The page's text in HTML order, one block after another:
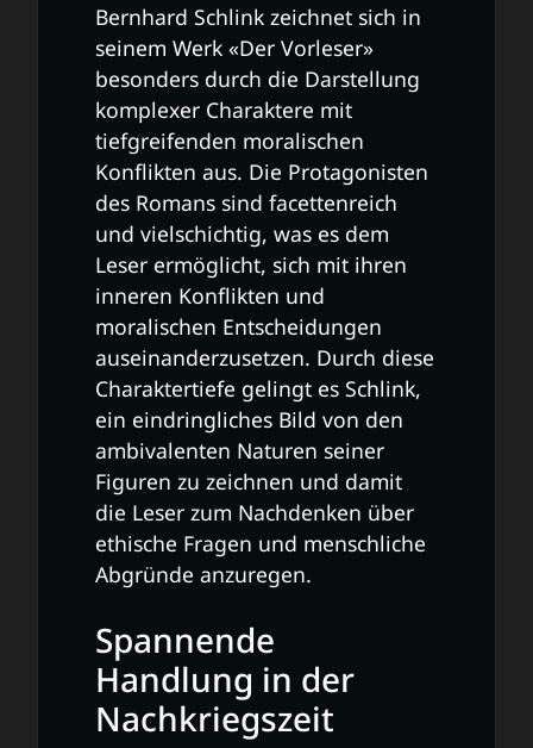
Bernhard Schlink zeichnet sich in
seinem Werk «Der Vorleser»
besonders durch die Darstellung
komplexer Charaktere mit
tiefgreifenden moralischen
Konflikten aus. Die Protagonisten
des Romans sind facettenreich
und vielschichtig, was es dem
Leser ermöglicht, sich mit ihren
inneren Konflikten und
moralischen Entscheidungen
auseinanderzusetzen. Durch diese
Charaktertiefe gelingt es Schlink,
ein eindringliches Bild von den
ambivalenten Naturen seiner
Figuren zu zeichnen und damit
die Leser zum Nachdenken über
ethische Fragen und menschliche
Abgründe anzuregen.
Spannende
Handlung in der
Nachkriegszeit